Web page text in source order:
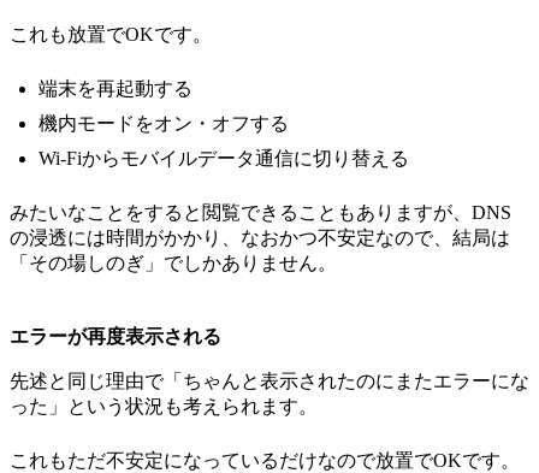
これも放置でOKです。
端末を再起動する
機内モードをオン・オフする
Wi-Fiからモバイルデータ通信に切り替える
みたいなことをすると閲覧できることもありますが、DNS
の浸透には時間がかかり、なおかつ不安定なので、結局は
「その場しのぎ」でしかありません。
エラーが再度表示される
先述と同じ理由で「ちゃんと表示されたのにまたエラーにな
った」という状況も考えられます。
これもただ不安定になっているだけなので放置でOKです。